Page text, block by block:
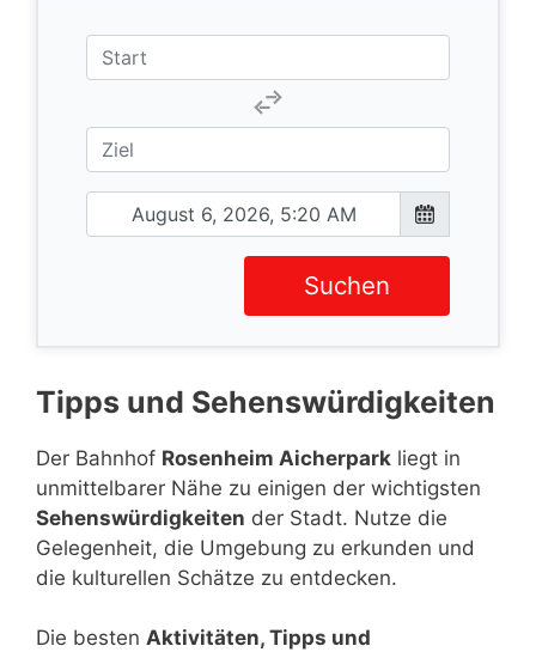
Suchen
Tipps und Sehenswürdigkeiten
Der Bahnhof Rosenheim Aicherpark liegt in
unmittelbarer Nähe zu einigen der wichtigsten
Sehenswürdigkeiten der Stadt. Nutze die
Gelegenheit, die Umgebung zu erkunden und
die kulturellen Schätze zu entdecken.
Die besten Aktivitäten, Tipps und